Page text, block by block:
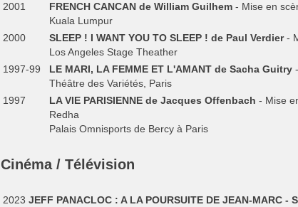
2001
FRENCH CANCAN de William Guilhem - Mise en
Kuala Lumpur
2000
SLEEP ! I WANT YOU TO SLEEP ! de Paul Verdier-
Los Angeles Stage Theather
1997-99
LE MARI, LA FEMME ET L'AMANT de Sacha Guitry
Théâtre des Variétés, Paris
1997
LA VIE PARISIENNE de Jacques Offenbach - Mise
Redha
Palais Omnisports de Bercy à Paris
Cinéma / Télévision
2023 JEFF PANACLOC : A LA POURSUITE DE JEAN-MARC